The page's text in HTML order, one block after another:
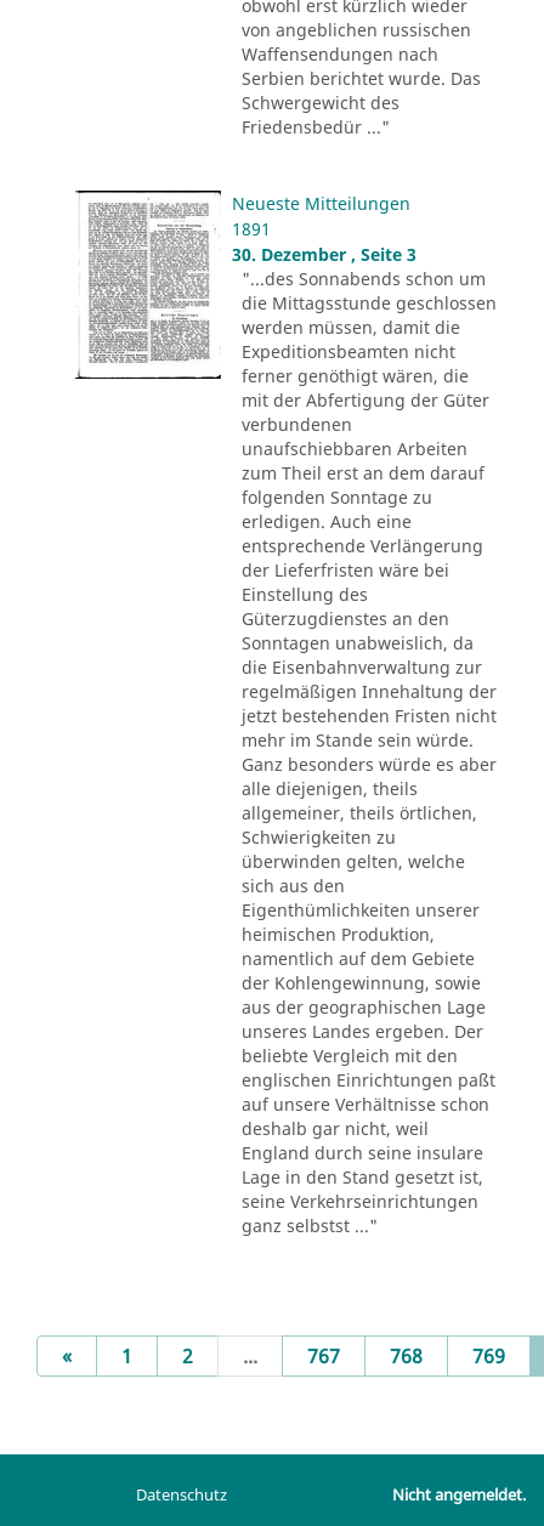
obwohl erst kürzlich wieder
von angeblichen russischen
Waffensendungen nach
Serbien berichtet wurde. Das
Schwergewicht des
Friedensbedür ..."
Neueste Mitteilungen
1891
30. Dezember , Seite 3
"...des Sonnabends schon um
die Mittagsstunde geschlossen
werden müssen, damit die
Expeditionsbeamten nicht
ferner genöthigt wären, die
mit der Abfertigung der Güter
verbundenen
unaufschiebbaren Arbeiten
zum Theil erst an dem darauf
folgenden Sonntage zu
erledigen. Auch eine
entsprechende Verlängerung
der Lieferfristen wäre bei
Einstellung des
Güterzugdienstes an den
Sonntagen unabweislich, da
die Eisenbahnverwaltung zur
regelmäßigen Innehaltung der
jetzt bestehenden Fristen nicht
mehr im Stande sein würde.
Ganz besonders würde es aber
alle diejenigen, theils
allgemeiner, theils örtlichen,
Schwierigkeiten zu
überwinden gelten, welche
sich aus den
Eigenthümlichkeiten unserer
heimischen Produktion,
namentlich auf dem Gebiete
der Kohlengewinnung, sowie
aus der geographischen Lage
unseres Landes ergeben. Der
beliebte Vergleich mit den
englischen Einrichtungen paßt
auf unsere Verhältnisse schon
deshalb gar nicht, weil
England durch seine insulare
Lage in den Stand gesetzt ist,
seine Verkehrseinrichtungen
ganz selbstst ..."
«Previous
1 2 ... 767 768 769
Datenschutz Nicht angemeldet.